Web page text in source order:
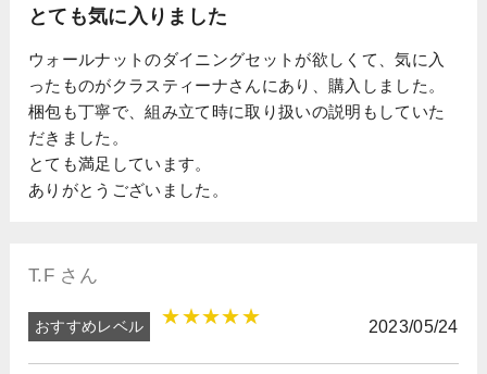
とても気に入りました
ウォールナットのダイニングセットが欲しくて、気に入
ったものがクラスティーナさんにあり、購入しました。
梱包も丁寧で、組み立て時に取り扱いの説明もしていた
だきました。
とても満足しています。
ありがとうございました。
T.F さん
おすすめレベル ★★★★★ 2023/05/24